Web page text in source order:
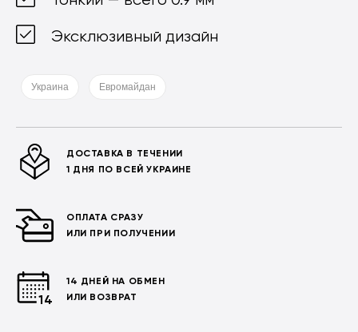
Эксклюзивный дизайн
Украина Евромайдан
ДОСТАВКА В ТЕЧЕНИИ
1 ДНЯ ПО ВСЕЙ УКРАИНЕ
ОПЛАТА СРАЗУ
ИЛИ ПРИ ПОЛУЧЕНИИ
14 ДНЕЙ НА ОБМЕН
ИЛИ ВОЗВРАТ